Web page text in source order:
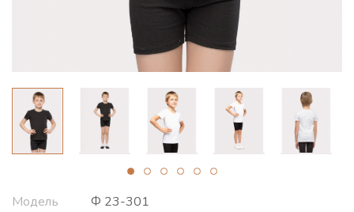
Модель
Ф 23-301